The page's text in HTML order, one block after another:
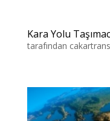
Kara Yolu
tarafından